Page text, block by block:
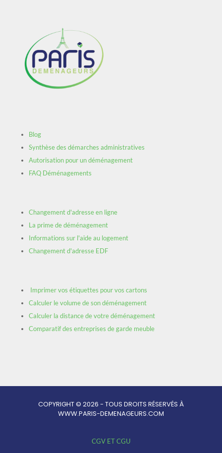
Blog
Synthèse des démarches administratives
Autorisation pour un déménagement
FAQ Déménagements
Changement d'adresse en ligne
La prime de déménagement
Informations sur l'aide au logement
Changement d'adresse EDF
Imprimer vos étiquettes pour vos cartons
Calculer le volume de son déménagement
Calculer la distance de votre déménagement
Comparatif des entreprises de garde meuble
COPYRIGHT © 2026 - TOUS DROITS RÉSERVÉS À
WWW.PARIS-DEMENAGEURS.COM
CGV ET CGU